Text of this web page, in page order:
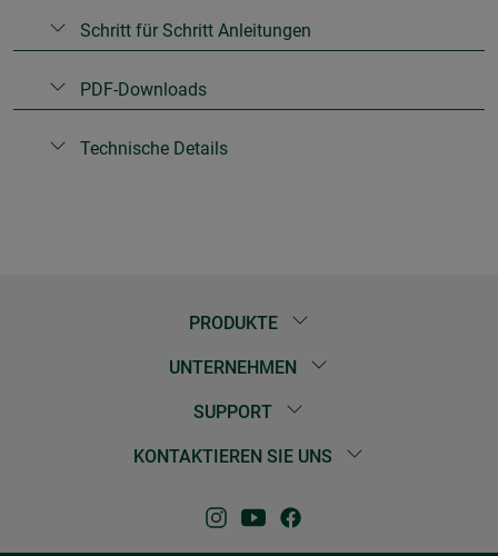
Schritt für Schritt Anleitungen
PDF-Downloads
Technische Details
PRODUKTE
UNTERNEHMEN
SUPPORT
KONTAKTIEREN SIE UNS